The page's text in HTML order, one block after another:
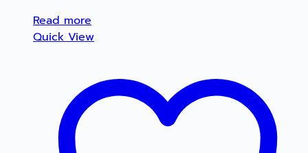
Read more
Quick View